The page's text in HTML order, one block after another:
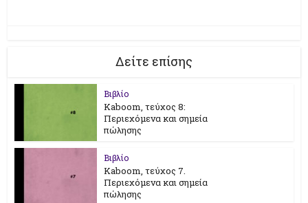
Δείτε επίσης
Βιβλίο
Kaboom, τεύχος 8:
Περιεχόμενα και σημεία
πώλησης
Βιβλίο
Kaboom, τεύχος 7.
Περιεχόμενα και σημεία
πώλησης